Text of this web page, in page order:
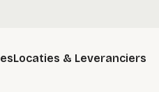
Locaties & Leveranciers